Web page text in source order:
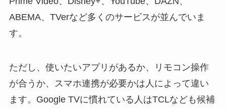
ABEMA、TVerなど多くのサービスが並んでいま
す。
ただし、使いたいアプリがあるか、リモコン操作
が合うか、スマホ連携が必要かは人によって違い
ます。Google TVに慣れている人はTCLなども候補